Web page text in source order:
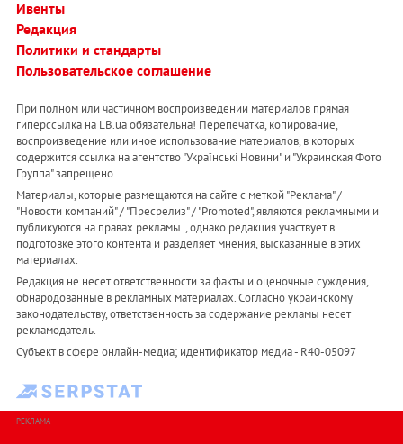
Ивенты
Редакция
Политики и стандарты
Пользовательское соглашение
При полном или частичном воспроизведении материалов прямая
гиперссылка на LB.ua обязательна! Перепечатка, копирование,
воспроизведение или иное использование материалов, в которых
содержится ссылка на агентство "Українськi Новини" и "Украинская Фото
Группа" запрещено.
Материалы, которые размещаются на сайте с меткой "Реклама" /
"Новости компаний" / "Пресрелиз" / "Promoted", являются рекламными и
публикуются на правах рекламы. , однако редакция участвует в
подготовке этого контента и разделяет мнения, высказанные в этих
материалах.
Редакция не несет ответственности за факты и оценочные суждения,
обнародованные в рекламных материалах. Согласно украинскому
законодательству, ответственность за содержание рекламы несет
рекламодатель.
Субъект в сфере онлайн-медиа; идентификатор медиа - R40-05097
РЕКЛАМА